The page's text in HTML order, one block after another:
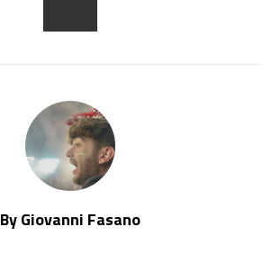
By Giovanni Fasano